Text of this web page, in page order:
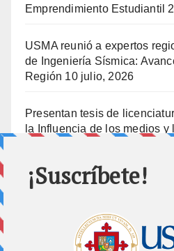
Emprendimiento Estudiantil
USMA reunió a expertos
de Ingeniería Sísmica:
Región 10 julio, 2026
Presentan tesis de
la Influencia de los medios